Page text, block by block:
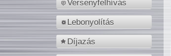
Versenyfelhívás
Lebonyolítás
Díjazás